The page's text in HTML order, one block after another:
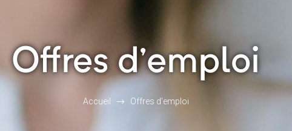
Offres d’emploi
Accueil Offres d’emploi